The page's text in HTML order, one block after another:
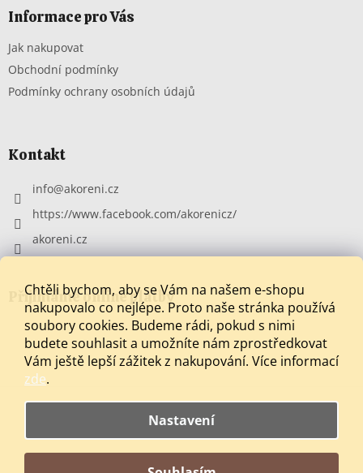
Chtěli bychom, aby se Vám na našem e-shopu
nakupovalo co nejlépe. Proto naše stránka používá
soubory cookies. Budeme rádi, pokud s nimi
budete souhlasit a umožníte nám zprostředkovat
Vám ještě lepší zážitek z nakupování. Více informací
zde.
Nastavení
Informace pro Vás
Jak nakupovat
Obchodní podmínky
Podmínky ochrany osobních údajů
Kontakt
info@akoreni.cz
https://www.facebook.com/akorenicz/
akoreni.cz
Přijímáme online platby
Vytvořil Shoptet